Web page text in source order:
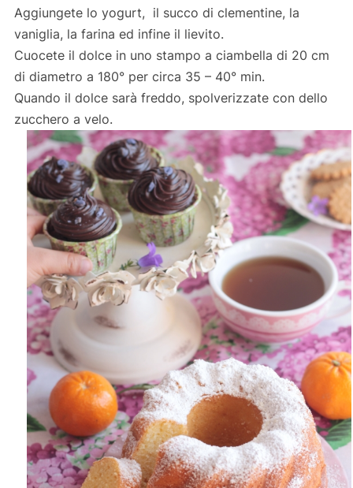
Aggiungete lo yogurt, il succo di clementine, la
vaniglia, la farina ed infine il lievito.
Cuocete il dolce in uno stampo a ciambella di 20 cm
di diametro a 180° per circa 35 – 40° min.
Quando il dolce sarà freddo, spolverizzate con dello
zucchero a velo.